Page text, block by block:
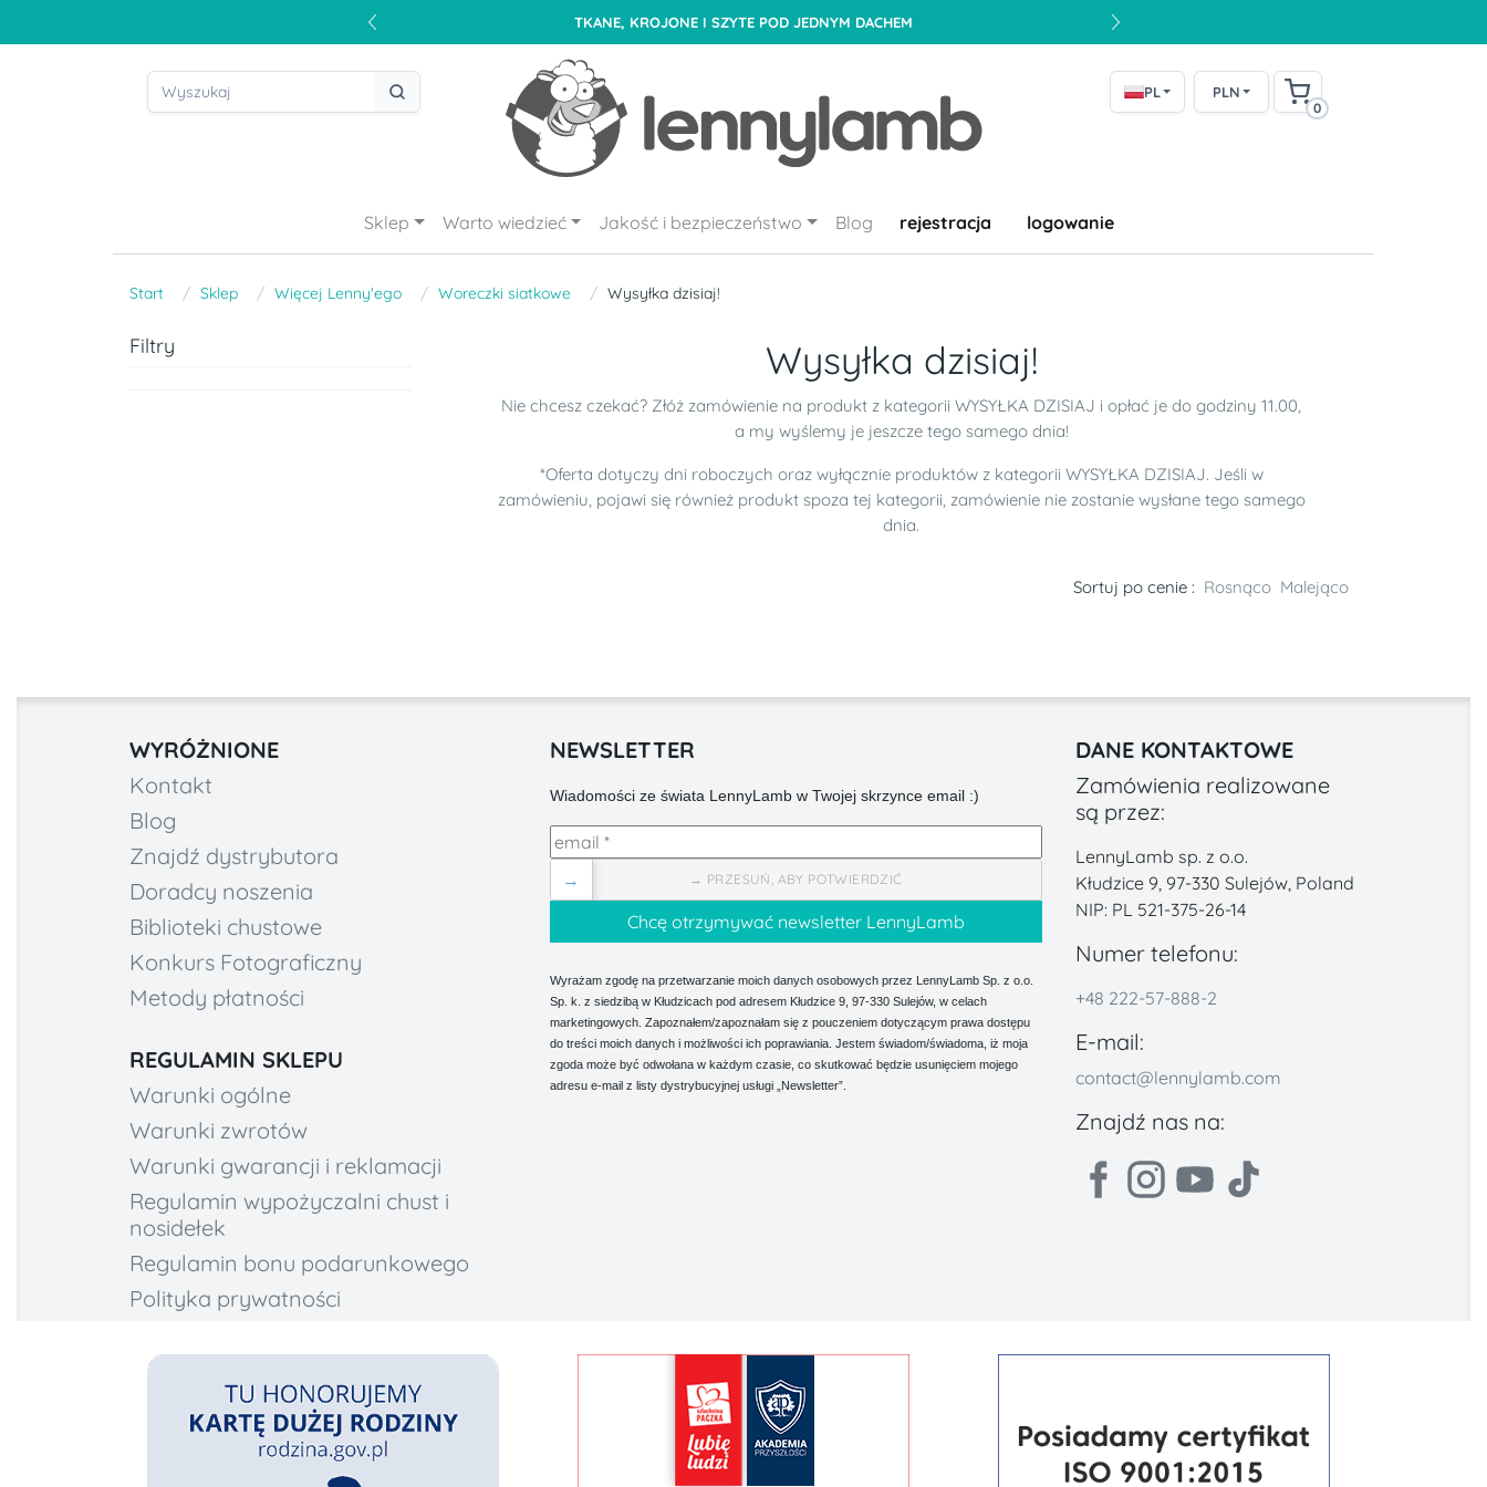
TKANE, KROJONE I SZYTE POD JEDNYM DACHEM
PL PLN
0
Sklep Warto wiedzieć Jakość i bezpieczeństwo Blog rejestracja logowanie
Start Sklep Więcej Lenny'ego Woreczki siatkowe Wysyłka dzisiaj!
Filtry Wysyłka dzisiaj!
Nie chcesz czekać? Złóż zamówienie na produkt z kategorii WYSYŁKA DZISIAJ i opłać je do godziny 11.00,
a my wyślemy je jeszcze tego samego dnia!
*Oferta dotyczy dni roboczych oraz wyłącznie produktów z kategorii WYSYŁKA DZISIAJ. Jeśli w
zamówieniu, pojawi się również produkt spoza tej kategorii, zamówienie nie zostanie wysłane tego samego
dnia.
Sortuj po cenie : Rosnąco Malejąco
WYRÓŻNIONE
Kontakt
Blog
Znajdź dystrybutora
Doradcy noszenia
Biblioteki chustowe
Konkurs Fotograficzny
Metody płatności
REGULAMIN SKLEPU
Warunki ogólne
Warunki zwrotów
Warunki gwarancji i reklamacji
Regulamin wypożyczalni chust i
nosidełek
Regulamin bonu podarunkowego
Polityka prywatności
NEWSLETTER
Wiadomości ze świata LennyLamb w Twojej skrzynce email :)
→ PRZESUŃ, ABY POTWIERDZIĆ
→
Wyrażam zgodę na przetwarzanie moich danych osobowych przez LennyLamb Sp. z o.o.
Sp. k. z siedzibą w Kłudzicach pod adresem Kłudzice 9, 97-330 Sulejów, w celach
marketingowych. Zapoznałem/zapoznałam się z pouczeniem dotyczącym prawa dostępu
do treści moich danych i możliwości ich poprawiania. Jestem świadom/świadoma, iż moja
zgoda może być odwołana w każdym czasie, co skutkować będzie usunięciem mojego
adresu e-mail z listy dystrybucyjnej usługi „Newsletter”.
DANE KONTAKTOWE
Zamówienia realizowane
są przez:
LennyLamb sp. z o.o.
Kłudzice 9, 97-330 Sulejów, Poland
NIP: PL 521-375-26-14
Numer telefonu:
+48 222-57-888-2
E-mail:
contact@lennylamb.com
Znajdź nas na: